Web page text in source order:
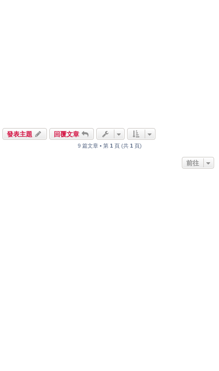
發表主題 回覆文章
9 篇文章 • 第 1 頁 (共 1 頁)
前往